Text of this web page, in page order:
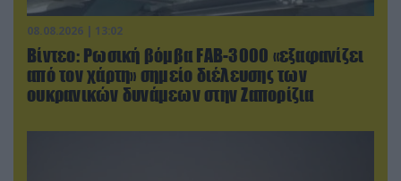
08.08.2026 | 13:02
Βίντεο: Ρωσική βόμβα FAB-3000 «εξαφανίζει
από τον χάρτη» σημείο διέλευσης των
ουκρανικών δυνάμεων στην Ζαπορίζια